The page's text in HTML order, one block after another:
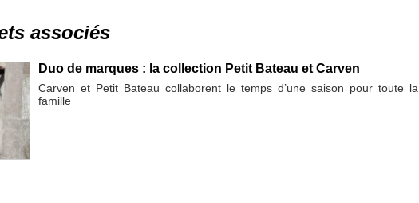
associés
Duo de marques : la collection Petit Bateau et Carven
Carven et Petit Bateau collaborent le temps d’une saison pour toute la
famille